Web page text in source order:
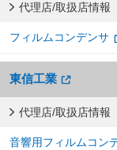
代理店/取扱店情報
フィルムコンデンサ
東信工業
代理店/取扱店情報
音響用フィルムコン